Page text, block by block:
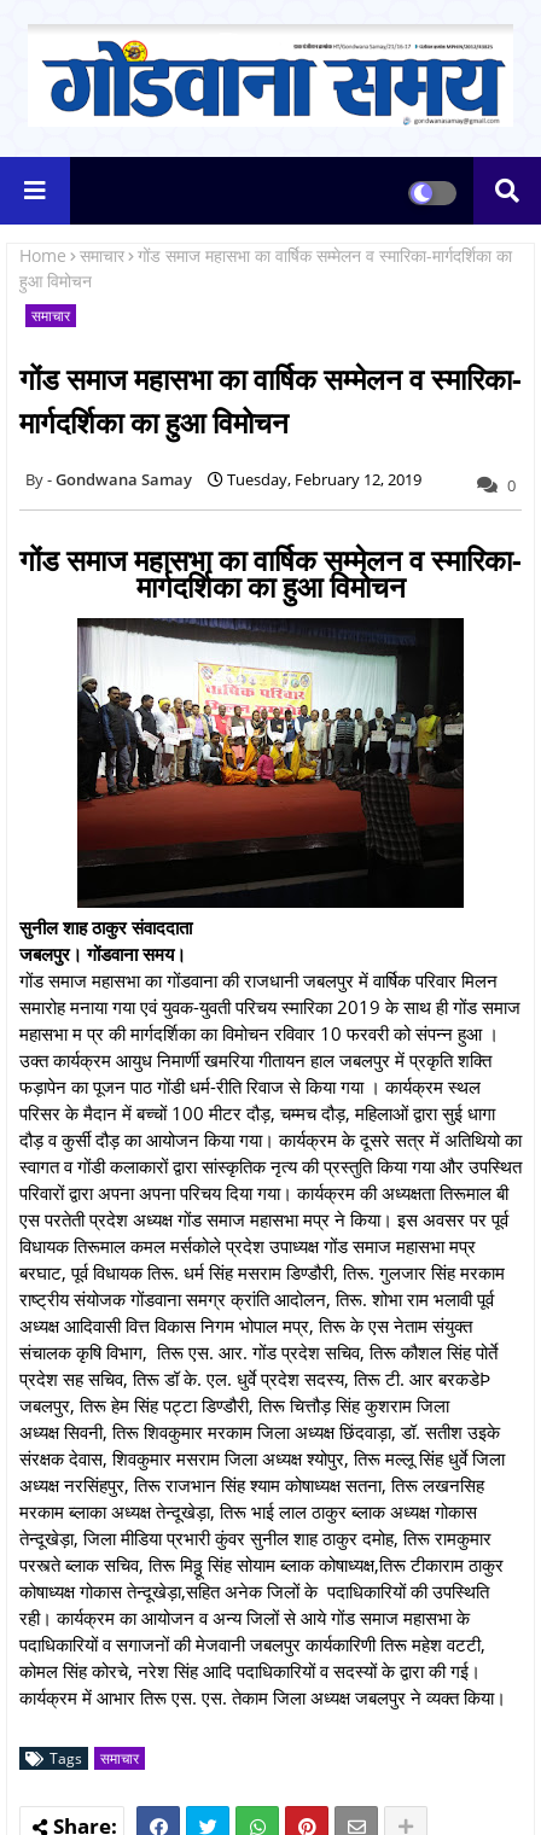
Home समाचार गोंड समाज महासभा का वार्षिक सम्मेलन व स्मारिका-मार्गदर्शिका का
हुआ विमोचन
समाचार
गोंड समाज महासभा का वार्षिक सम्मेलन व स्मारिका-
मार्गदर्शिका का हुआ विमोचन
Gondwana Samay Tuesday, February 12, 2019 0
गोंड समाज महासभा का वार्षिक सम्मेलन व स्मारिका-
मार्गदर्शिका का हुआ विमोचन
सुनील शाह ठाकुर संवाददाता
जबलपुर। गोंडवाना समय।
गोंड समाज महासभा का गोंडवाना की राजधानी जबलपुर में वार्षिक परिवार मिलन
समारोह मनाया गया एवं युवक-युवती परिचय स्मारिका 2019 के साथ ही गोंड समाज
महासभा म प्र की मार्गदर्शिका का विमोचन रविवार 10 फरवरी को संपन्न हुआ ।
उक्त कार्यक्रम आयुध निमार्णी खमरिया गीतायन हाल जबलपुर में प्रकृति शक्ति
फड़ापेन का पूजन पाठ गोंडी धर्म-रीति रिवाज से किया गया । कार्यक्रम स्थल
परिसर के मैदान में बच्चों 100 मीटर दौड़, चम्मच दौड़, महिलाओं द्वारा सुई धागा
दौड़ व कुर्सी दौड़ का आयोजन किया गया। कार्यक्रम के दूसरे सत्र में अतिथियो का
स्वागत व गोंडी कलाकारों द्वारा सांस्कृतिक नृत्य की प्रस्तुति किया गया और उपस्थित
परिवारों द्वारा अपना अपना परिचय दिया गया। कार्यक्रम की अध्यक्षता तिरूमाल बी
एस परतेती प्रदेश अध्यक्ष गोंड समाज महासभा मप्र ने किया। इस अवसर पर पूर्व
विधायक तिरूमाल कमल मर्सकोले प्रदेश उपाध्यक्ष गोंड समाज महासभा मप्र
बरघाट, पूर्व विधायक तिरू. धर्म सिंह मसराम डिण्डौरी, तिरू. गुलजार सिंह मरकाम
राष्ट्रीय संयोजक गोंडवाना समग्र क्रांति आदोलन, तिरू. शोभा राम भलावी पूर्व
अध्यक्ष आदिवासी वित्त विकास निगम भोपाल मप्र, तिरू के एस नेताम संयुक्त
संचालक कृषि विभाग, तिरू एस. आर. गोंड प्रदेश सचिव, तिरू कौशल सिंह पोर्ते
प्रदेश सह सचिव, तिरू डॉ के. एल. धुर्वे प्रदेश सदस्य, तिरू टी. आर बरकडेÞ
जबलपुर, तिरू हेम सिंह पट्टा डिण्डौरी, तिरू चित्तौड़ सिंह कुशराम जिला
अध्यक्ष सिवनी, तिरू शिवकुमार मरकाम जिला अध्यक्ष छिंदवाड़ा, डॉ. सतीश उइके
संरक्षक देवास, शिवकुमार मसराम जिला अध्यक्ष श्योपुर, तिरू मल्लू सिंह धुर्वे जिला
अध्यक्ष नरसिंहपुर, तिरू राजभान सिंह श्याम कोषाध्यक्ष सतना, तिरू लखनसिह
मरकाम ब्लाका अध्यक्ष तेन्दूखेड़ा, तिरू भाई लाल ठाकुर ब्लाक अध्यक्ष गोकास
तेन्दूखेड़ा, जिला मीडिया प्रभारी कुंवर सुनील शाह ठाकुर दमोह, तिरू रामकुमार
परस्त्ते ब्लाक सचिव, तिरू मिठ्ठू सिंह सोयाम ब्लाक कोषाध्यक्ष,तिरू टीकाराम ठाकुर
कोषाध्यक्ष गोकास तेन्दूखेड़ा,सहित अनेक जिलों के पदाधिकारियों की उपस्थिति
रही। कार्यक्रम का आयोजन व अन्य जिलों से आये गोंड समाज महासभा के
पदाधिकारियों व सगाजनों की मेजवानी जबलपुर कार्यकारिणी तिरू महेश वटटी,
कोमल सिंह कोरचे, नरेश सिंह आदि पदाधिकारियों व सदस्यों के द्वारा की गई।
कार्यक्रम में आभार तिरू एस. एस. तेकाम जिला अध्यक्ष जबलपुर ने व्यक्त किया।
Tags समाचार